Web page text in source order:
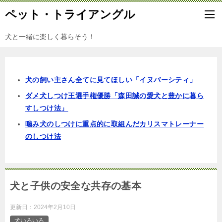
ペット・トライアングル
犬と一緒に楽しく暮らそう！
犬の飼い主さん全てに見てほしい「イヌバーシティ」
ダメ犬しつけ王選手権優勝「森田誠の愛犬と豊かに暮ら
すしつけ法」
噛み犬のしつけに重点的に取組んだカリスマトレーナー
のしつけ法
犬と子供の安全な共存の基本
更新日： 2024年2月10日
犬いろいろ